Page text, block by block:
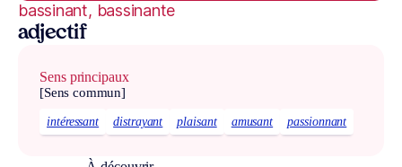
bassinant, bassinante
adjectif
Sens principaux
[Sens commun]
intéressant distrayant plaisant amusant passionnant